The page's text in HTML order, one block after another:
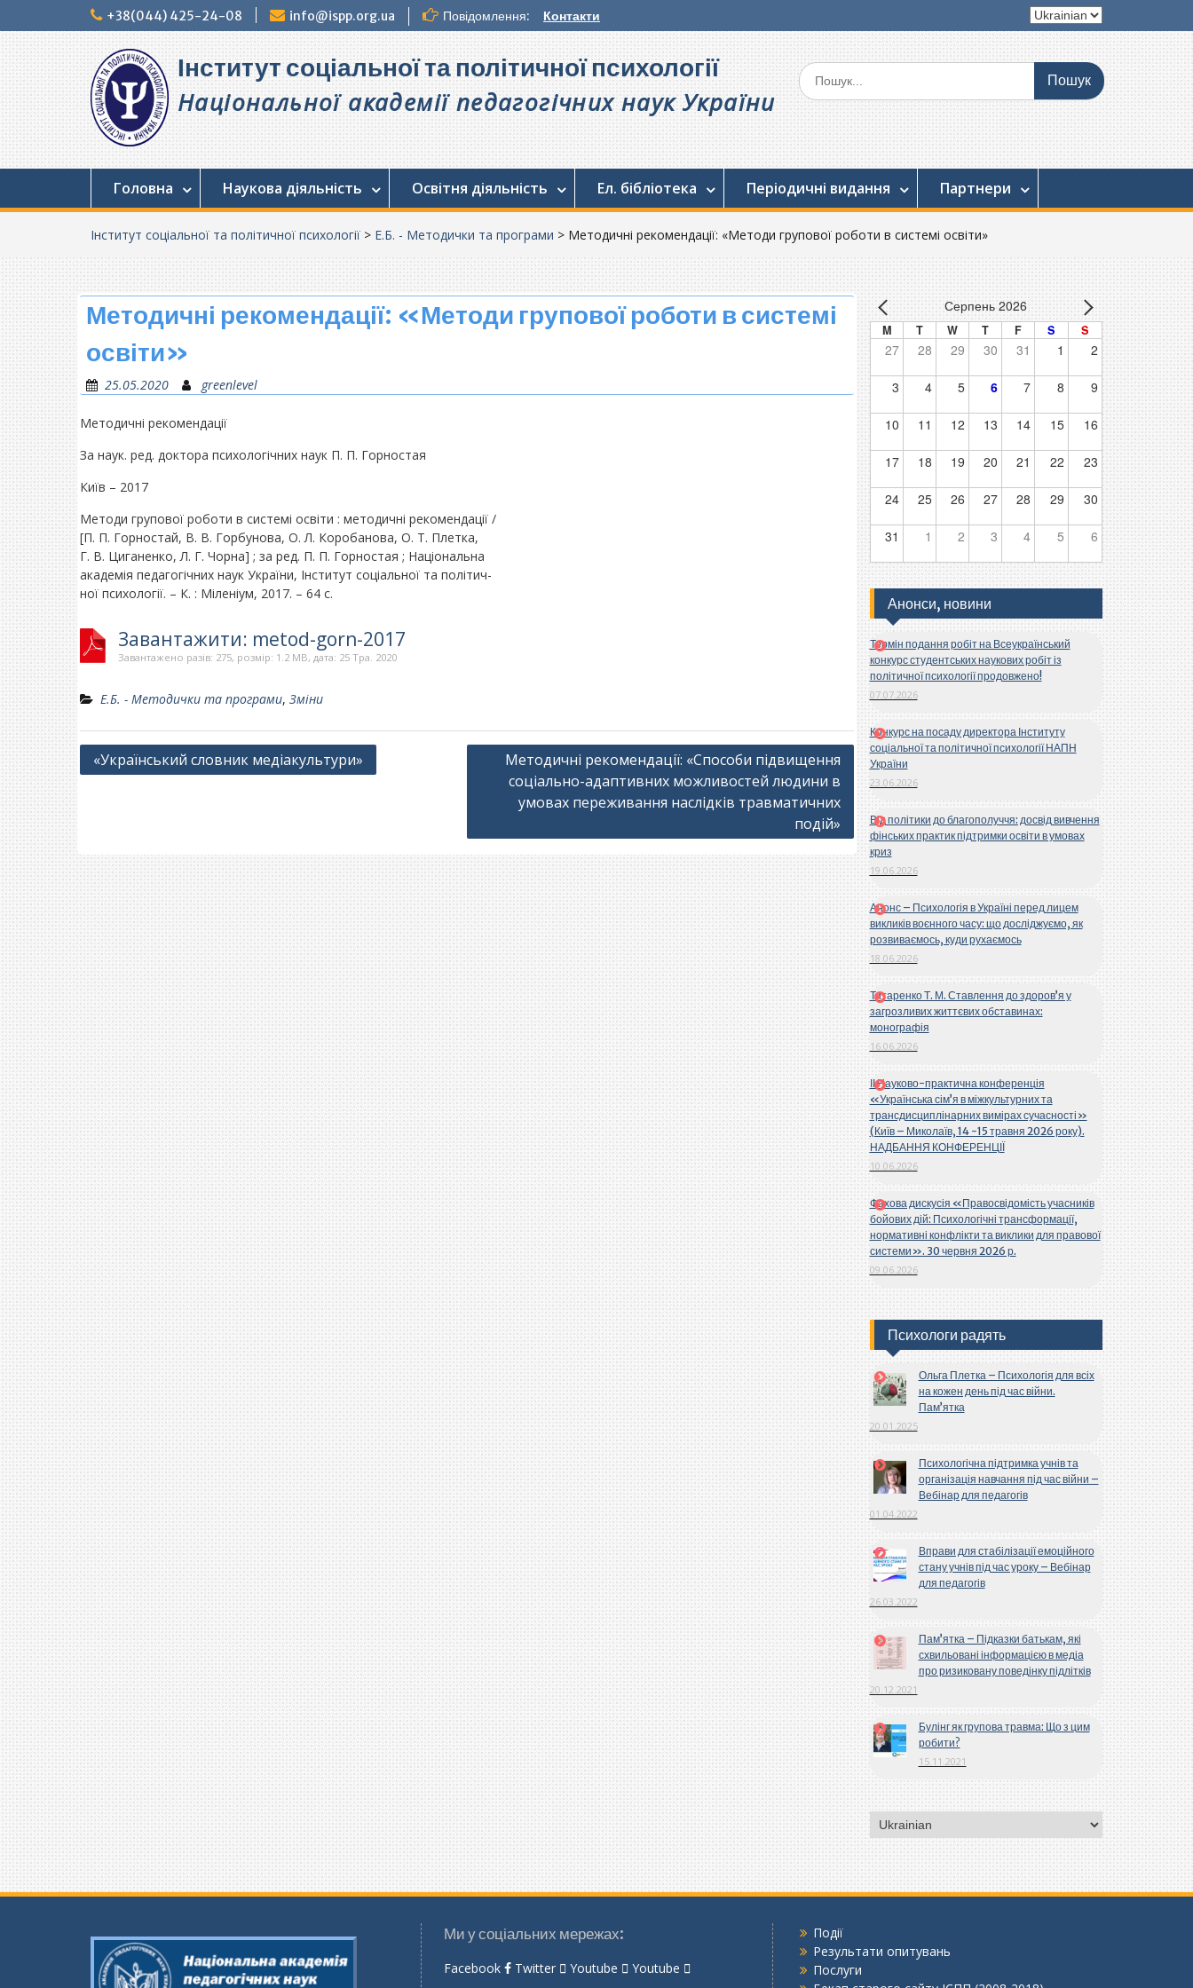
до
+38(044) 425-24-08 info@ispp.org.ua Повідомлення: Контакти
Вибрати
мову
Інститут соціальної та політичної психології
Національної академії педагогічних наук України
Шукати:
Головна Наукова діяльність Освітня діяльність Ел. бібліотека Періодичні видання Партнери
Інститут соціальної та політичної психології > Е.Б. - Методички та програми > Методичні рекомендації: «Методи групової роботи в системі освіти»
Методичні рекомендації: «Методи групової роботи в системі
освіти»
25.05.2020 greenlevel
Методичні рекомендації
За наук. ред. доктора психологічних наук П. П. Горностая
Київ – 2017
Методи групової роботи в системі освіти : методичні рекомендації /
[П. П. Горностай, В. В. Горбунова, О. Л. Коробанова, О. Т. Плетка,
Г. В. Циганенко, Л. Г. Чорна] ; за ред. П. П. Горностая ; Національна
академія педагогічних наук України, Інститут соціальної та політич-
ної психології. – К. : Міленіум, 2017. – 64 с.
Завантажити: metod-gorn-2017
Завантажено разів: 275, розмір: 1.2 MB, дата: 25 Тра. 2020
Е.Б. - Методички та програми, Зміни
Навігація
«Український словник медіакультури»
Методичні рекомендації: «Способи підвищення
соціально-адаптивних можливостей людини в
умовах переживання наслідків травматичних
подій»
Серпень 2026
M T W T F S S
27 28 29 30 31 1 2
3 4 5 6 7 8 9
10 11 12 13 14 15 16
17 18 19 20 21 22 23
24 25 26 27 28 29 30
31 1 2 3 4 5 6
Анонси, новини
Термін подання робіт на Всеукраїнський
конкурс студентських наукових робіт із
політичної психології продовжено!
07.07.2026
Конкурс на посаду директора Інституту
соціальної та політичної психології НАПН
України
23.06.2026
Від політики до благополуччя: досвід вивчення
фінських практик підтримки освіти в умовах
криз
19.06.2026
Анонс – Психологія в Україні перед лицем
викликів воєнного часу: що досліджуємо, як
розвиваємось, куди рухаємось
18.06.2026
Титаренко Т. М. Ставлення до здоров’я у
загрозливих життєвих обставинах:
монографія
16.06.2026
ІІ Науково-практична конференція
«Українська сім’я в міжкультурних та
трансдисциплінарних вимірах сучасності»
(Київ – Миколаїв, 14 -15 травня 2026 року).
НАДБАННЯ КОНФЕРЕНЦІЇ
10.06.2026
Фахова дискусія «Правосвідомість учасників
бойових дій: Психологічні трансформації,
нормативні конфлікти та виклики для правової
системи». 30 червня 2026 р.
09.06.2026
Психологи радять
Ольга Плетка – Психологія для всіх
на кожен день під час війни.
Пам’ятка
20.01.2025
Психологічна підтримка учнів та
організація навчання під час війни –
Вебінар для педагогів
01.04.2022
Вправи для стабілізації емоційного
стану учнів під час уроку – Вебінар
для педагогів
26.03.2022
Пам’ятка – Підказки батькам, які
схвильовані інформацією в медіа
про ризиковану поведінку підлітків
20.12.2021
Булінг як групова травма: Що з цим
робити?
15.11.2021
Вибрати
мову
Ми у соціальних мережах:
Facebook Twitter Youtube Youtube
Події
Результати опитувань
Послуги